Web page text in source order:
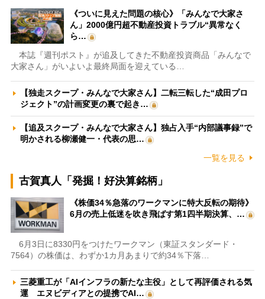
《ついに見えた問題の核心》「みんなで大家さ
ん」2000億円超不動産投資トラブル“異常なく
ら…
本誌『週刊ポスト』が追及してきた不動産投資商品「みんなで
大家さん」がいよいよ最終局面を迎えている…
【独走スクープ・みんなで大家さん】二転三転した“成田プロ
ジェクト”の計画変更の裏で起き…
【追及スクープ・みんなで大家さん】独占入手“内部議事録”で
明かされる柳瀬健一・代表の思…
一覧を見る
古賀真人「発掘！好決算銘柄」
《株価34％急落のワークマンに特大反転の期待》
6月の売上低迷を吹き飛ばす第1四半期決算、…
6月3日に8330円をつけたワークマン（東証スタンダード・
7564）の株価は、わずか1カ月あまりで約34％下落…
三菱重工が「AIインフラの新たな主役」として再評価される気
運 エヌビディアとの提携でAI…